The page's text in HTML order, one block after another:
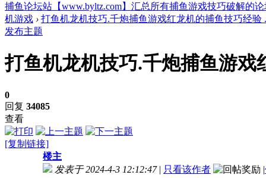
捕鱼论坛站【www.byltz.com】汇总所有捕鱼游戏技巧破解的
机游戏 › 打鱼机龙机技巧.千炮捕鱼游戏红龙机的捕鱼技巧经验
发布主题
打鱼机龙机技巧.千炮捕鱼游戏
0
回复 34085
查看
[复制链接]
楼主
发表于 2024-4-3 12:12:47 | 只看该作者 |